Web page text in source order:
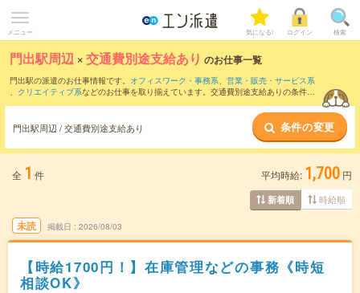
メニュー 気になる! ログイン 検索
門出駅周辺 ×交通費別途支給あり のお仕事一覧
門出駅の派遣のお仕事情報です。 オフィスワーク・事務系、 営業・販売・サービス系
、 クリエイティブ系などのお仕事を取り揃えています。交通費別途支給ありの条件の
門出駅周辺 / 交通費別途支給あり 条件の変更
全 1 件 平均時給: 1,700 円
新着順 時給順
未読 掲載日 2026/08/03
【時給1700円！】在庫管理などの事務《時短
相談OK》